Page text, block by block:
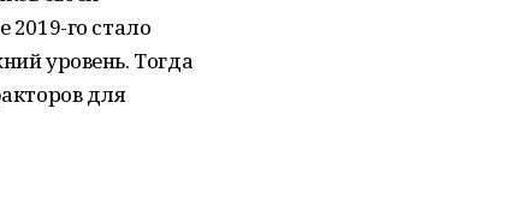
го стало
уровень. Тогда
для